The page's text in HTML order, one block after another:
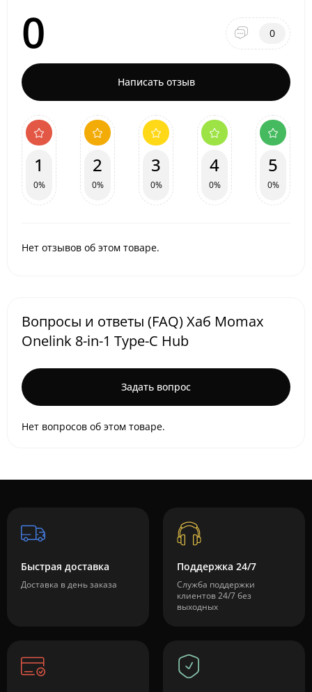
0 0
Написать отзыв
1
0%
2
0%
3
0%
4
0%
5
0%
Нет отзывов об этом товаре.
Вопросы и ответы (FAQ) Хаб Momax
Onelink 8-in-1 Type-C Hub
Задать вопрос
Нет вопросов об этом товаре.
Быстрая доставка
Доставка в день заказа
Поддержка 24/7
Служба поддержки
клиентов 24/7 без
выходных